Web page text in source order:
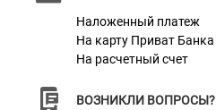
Наложенный платеж
На карту Приват Банка
На расчетный счет
ВОЗНИКЛИ ВОПРОСЫ?